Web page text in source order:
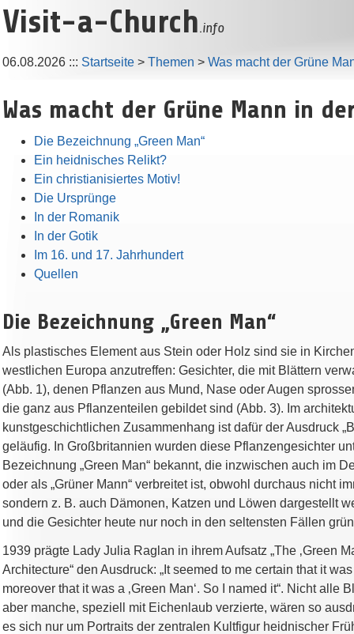
Visit-a-Church.info
06.08.2026 ::: Startseite > Themen > Was macht der Grüne
Was macht der Grüne Mann in
Die Bezeichnung „Green Man“
Ein heidnisches Relikt?
Ein christianisiertes Motiv!
Die Ursprünge
In der Romanik
In der Gotik
Im 16. und 17. Jahrhundert
Quellen
Die Bezeichnung „Green Man“
Als plastisches Element aus Stein oder Holz sind sie in
westlichen Europa anzutreffen: Gesichter, die mit Blättern
(Abb. 1), denen Pflanzen aus Mund, Nase oder Augen
die ganz aus Pflanzenteilen gebildet sind (Abb. 3). Im
kunstgeschichtlichen Zusammenhang ist dafür der Ausdruck
geläufig. In Großbritannien wurden diese Pflanzengesichter
Bezeichnung „Green Man“ bekannt, die inzwischen auch im
oder als „Grüner Mann“ verbreitet ist, obwohl durchaus nicht
sondern z. B. auch Dämonen, Katzen und Löwen dargestellt
und die Gesichter heute nur noch in den seltensten Fällen
1939 prägte Lady Julia Raglan in ihrem Aufsatz „The ‚Green
Architecture“ den Ausdruck: „It seemed to me certain that it
moreover that it was a ‚Green Man‘. So I named it“. Nicht alle
aber manche, speziell mit Eichenlaub verzierte, wären so
es sich nur um Portraits der zentralen Kultfigur heidnischer